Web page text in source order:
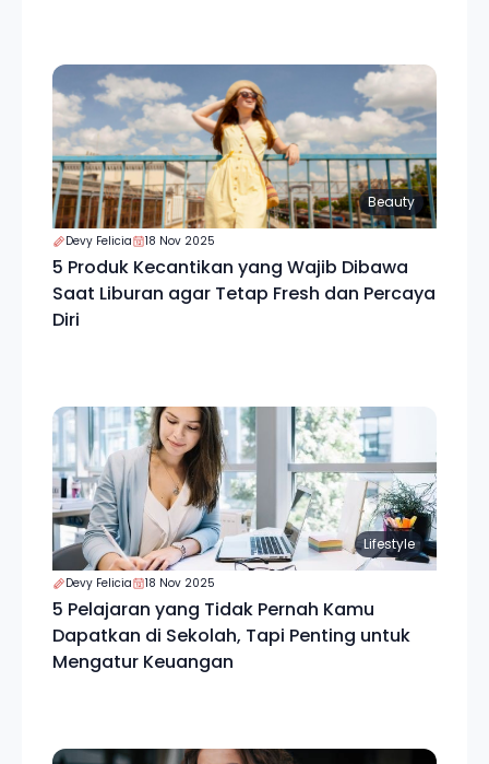
Beauty
Devy Felicia 18 Nov 2025
5 Produk Kecantikan yang Wajib Dibawa
Saat Liburan agar Tetap Fresh dan Percaya
Diri
Lifestyle
Devy Felicia 18 Nov 2025
5 Pelajaran yang Tidak Pernah Kamu
Dapatkan di Sekolah, Tapi Penting untuk
Mengatur Keuangan